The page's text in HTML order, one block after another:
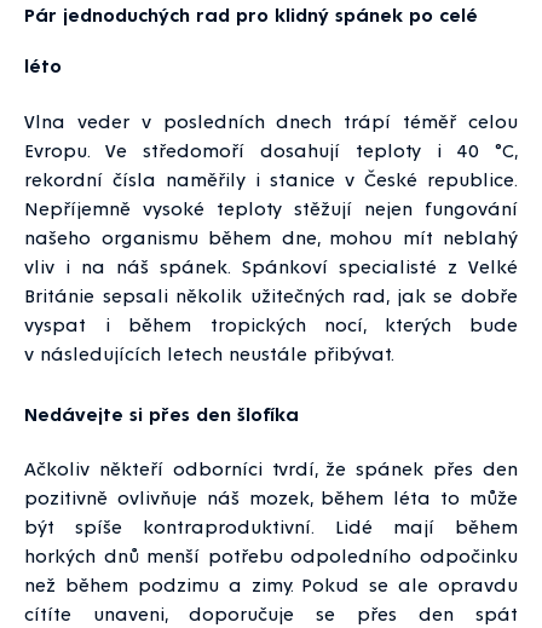
Pár jednoduchých rad pro klidný spánek po celé
léto
Vlna veder v posledních dnech trápí téměř celou
Evropu. Ve středomoří dosahují teploty i 40 °C,
rekordní čísla naměřily i stanice v České republice.
Nepříjemně vysoké teploty stěžují nejen fungování
našeho organismu během dne, mohou mít neblahý
vliv i na náš spánek. Spánkoví specialisté z Velké
Británie sepsali několik užitečných rad, jak se dobře
vyspat i během tropických nocí, kterých bude
v následujících letech neustále přibývat.
Nedávejte si přes den šlofíka
Ačkoliv někteří odborníci tvrdí, že spánek přes den
pozitivně ovlivňuje náš mozek, během léta to může
být spíše kontraproduktivní. Lidé mají během
horkých dnů menší potřebu odpoledního odpočinku
než během podzimu a zimy. Pokud se ale opravdu
cítíte unaveni, doporučuje se přes den spát